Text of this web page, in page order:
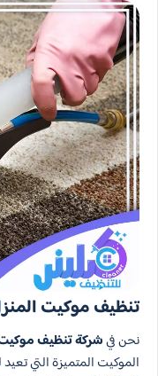
تنظيف موكيت
نحن فيشركة تنظيف
الموكيت المتميزة التي